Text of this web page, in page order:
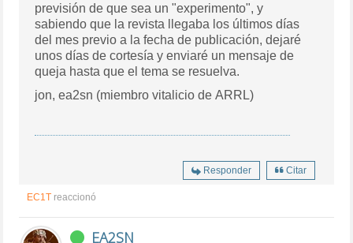
previsión de que sea un "experimento", y
sabiendo que la revista llegaba los últimos días
del mes previo a la fecha de publicación, dejaré
unos días de cortesía y enviaré un mensaje de
queja hasta que el tema se resuelva.
jon, ea2sn (miembro vitalicio de ARRL)
Responder Citar
EC1T reaccionó
EA2SN